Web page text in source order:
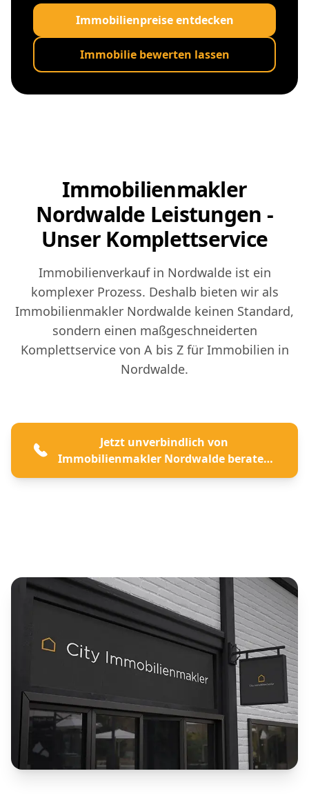
Immobilienpreise entdecken
Immobilie bewerten lassen
Immobilienmakler
Nordwalde Leistungen -
Unser Komplettservice
Immobilienverkauf in Nordwalde ist ein
komplexer Prozess. Deshalb bieten wir als
Immobilienmakler Nordwalde keinen Standard,
sondern einen maßgeschneiderten
Komplettservice von A bis Z für Immobilien in
Nordwalde.
Jetzt unverbindlich von
Immobilienmakler Nordwalde beraten
lassen